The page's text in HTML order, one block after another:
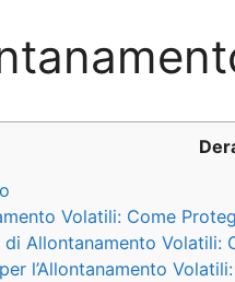
Volatili: Come
di Allontanamento Volatili:
l’Allontanamento